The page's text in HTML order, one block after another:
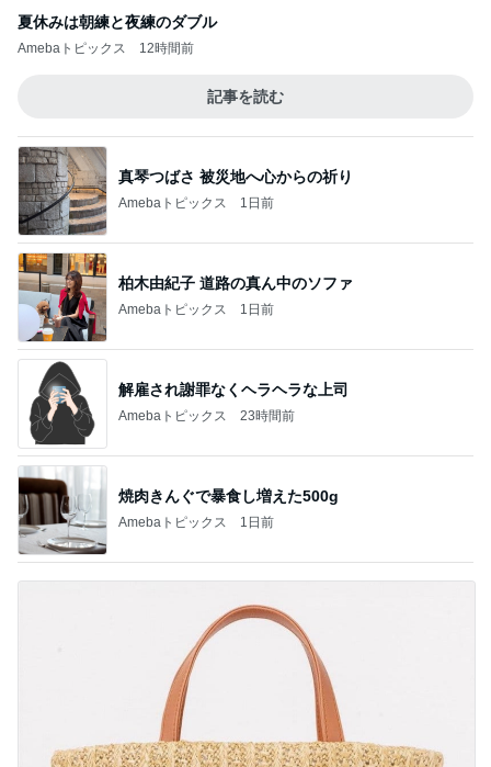
夏休みは朝練と夜練のダブル
Amebaトピックス 12時間前
記事を読む
真琴つばさ 被災地へ心からの祈り
Amebaトピックス 1日前
柏木由紀子 道路の真ん中のソファ
Amebaトピックス 1日前
解雇され謝罪なくヘラヘラな上司
Amebaトピックス 23時間前
焼肉きんぐで暴食し増えた500g
Amebaトピックス 1日前